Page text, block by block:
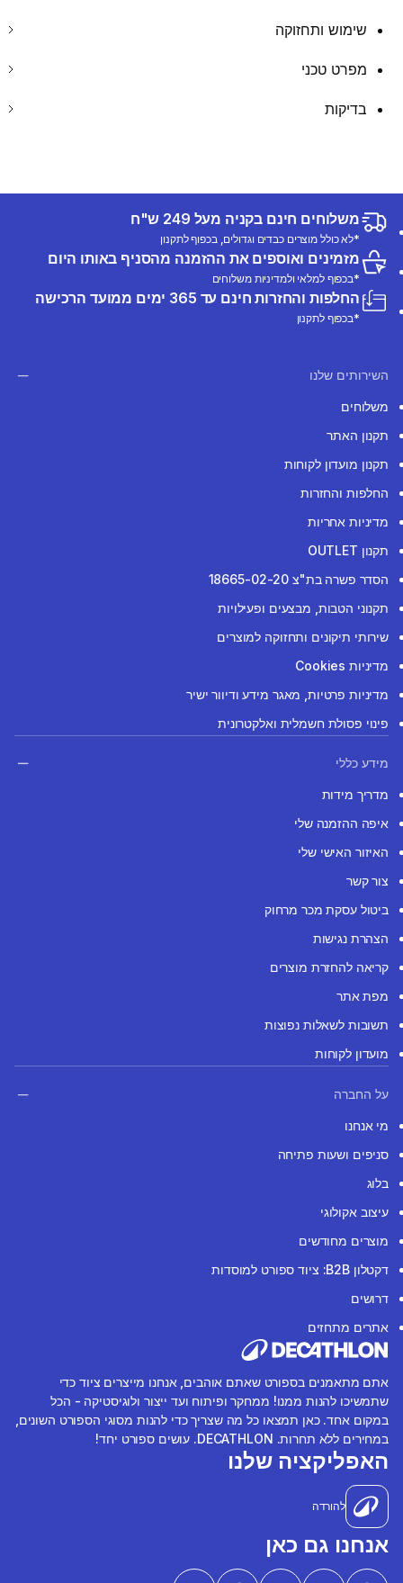
שימוש ותחזוקה
מפרט טכני
בדיקות
משלוחים חינם בקניה מעל 249 ש"ח
*לא כולל מוצרים כבדים וגדולים, בכפוף לתקנון
מזמינים ואוספים את ההזמנה מהסניף באותו היום
*בכפוף למלאי ולמדיניות משלוחים
החלפות והחזרות חינם עד 365 ימים ממועד הרכישה
*בכפוף לתקנון
השירותים שלנו
משלוחים
תקנון האתר
תקנון מועדון לקוחות
החלפות והחזרות
מדיניות אחריות
תקנון OUTLET
הסדר פשרה בת"צ 18665-02-20
תקנוני הטבות, מבצעים ופעילויות
שירותי תיקונים ותחזוקה למוצרים
מדיניות Cookies
מדיניות פרטיות, מאגר מידע ודיוור ישיר
פינוי פסולת חשמלית ואלקטרונית
מידע כללי
מדריך מידות
איפה ההזמנה שלי
האיזור האישי שלי
צור קשר
ביטול עסקת מכר מרחוק
הצהרת נגישות
קריאה להחזרת מוצרים
מפת אתר
תשובות לשאלות נפוצות
מועדון לקוחות
על החברה
מי אנחנו
סניפים ושעות פתיחה
בלוג
עיצוב אקולוגי
מוצרים מחודשים
דקטלון B2B: ציוד ספורט למוסדות
דרושים
אתרים מתחזים
אתם מתאמנים בספורט שאתם אוהבים, אנחנו מייצרים ציוד כדי
שתמשיכו להנות ממנו! ממחקר ופיתוח ועד ייצור ולוגיסטיקה - הכל
במקום אחד. כאן תמצאו כל מה שצריך כדי להנות מסוגי הספורט השונים,
במחירים ללא תחרות. DECATHLON. עושים ספורט יחד!
האפליקציה שלנו
להורדה
אנחנו גם כאן